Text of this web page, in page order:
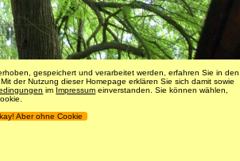
gespeichert und verarbeitet werden, erfahren Sie in den
. Mit der Nutzung dieser Homepage erklären Sie sich damit sowie
im Impressum einverstanden. Sie können wählen,
Aber ohne Cookie